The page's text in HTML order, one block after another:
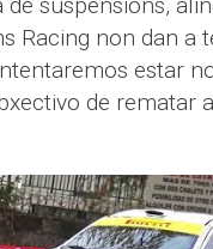
de suspensións,
Racing non dan a
estar
de rematar